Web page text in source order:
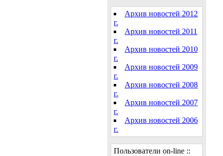
Архив новостей 2012
г.
Архив новостей 2011
г.
Архив новостей 2010
г.
Архив новостей 2009
г.
Архив новостей 2008
г.
Архив новостей 2007
г.
Архив новостей 2006
г.
Пользователи on-line ::